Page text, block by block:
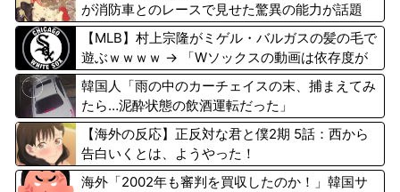
が消防車とのレースで見せた驚異の能力が話題
に 海外の反応
【MLB】村上宗隆がミゲル・バルガスの髪の毛で
遊ぶｗｗｗｗ → 「Wソックスの動画は依存度が
高いな」「たった一人でこんなにチームが変わる
んだからすごいわ」
韓国人「雨の中のカーチェイスの末、捕まえてみ
たら…泥酔状態の飲酒運転だった」
【海外の反応】正反対な君と僕2期 5話：西から
告白いくとは、ようやった！
海外「2002年も審判を買収したのか！」韓国サ